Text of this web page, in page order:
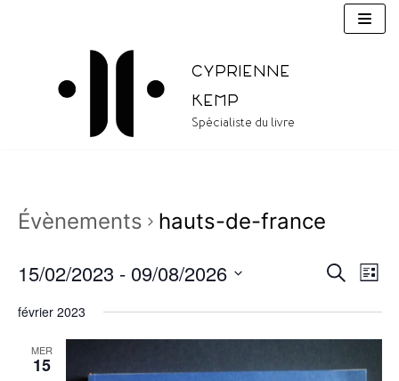
Cyprienne
Kemp
Spécialiste du livre
Évènements hauts-de-france
et
de
LIST
15/02/2023 - 09/08/2026
une
date.
février 2023
MER
15